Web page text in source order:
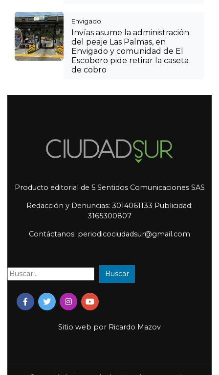
Envigado
Invías asume la administración
del peaje Las Palmas, en
Envigado y comunidad de El
Escobero pide retirar la caseta
de cobro
Producto editorial de 5 Sentidos Comunicaciones SAS
Redacción y Denuncias: 3014061133 Publicidad:
3165300807
Contáctanos: periodicociudadsur@gmail.com
Buscar: Buscar
Sitio web por Ricardo Mazov